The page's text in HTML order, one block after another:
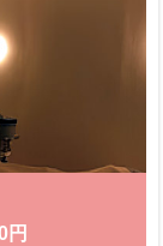
円